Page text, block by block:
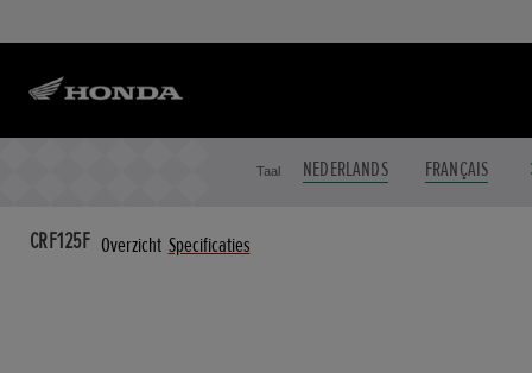
Taal NEDERLANDS FRANÇAIS
CRF125F Overzicht Specificaties